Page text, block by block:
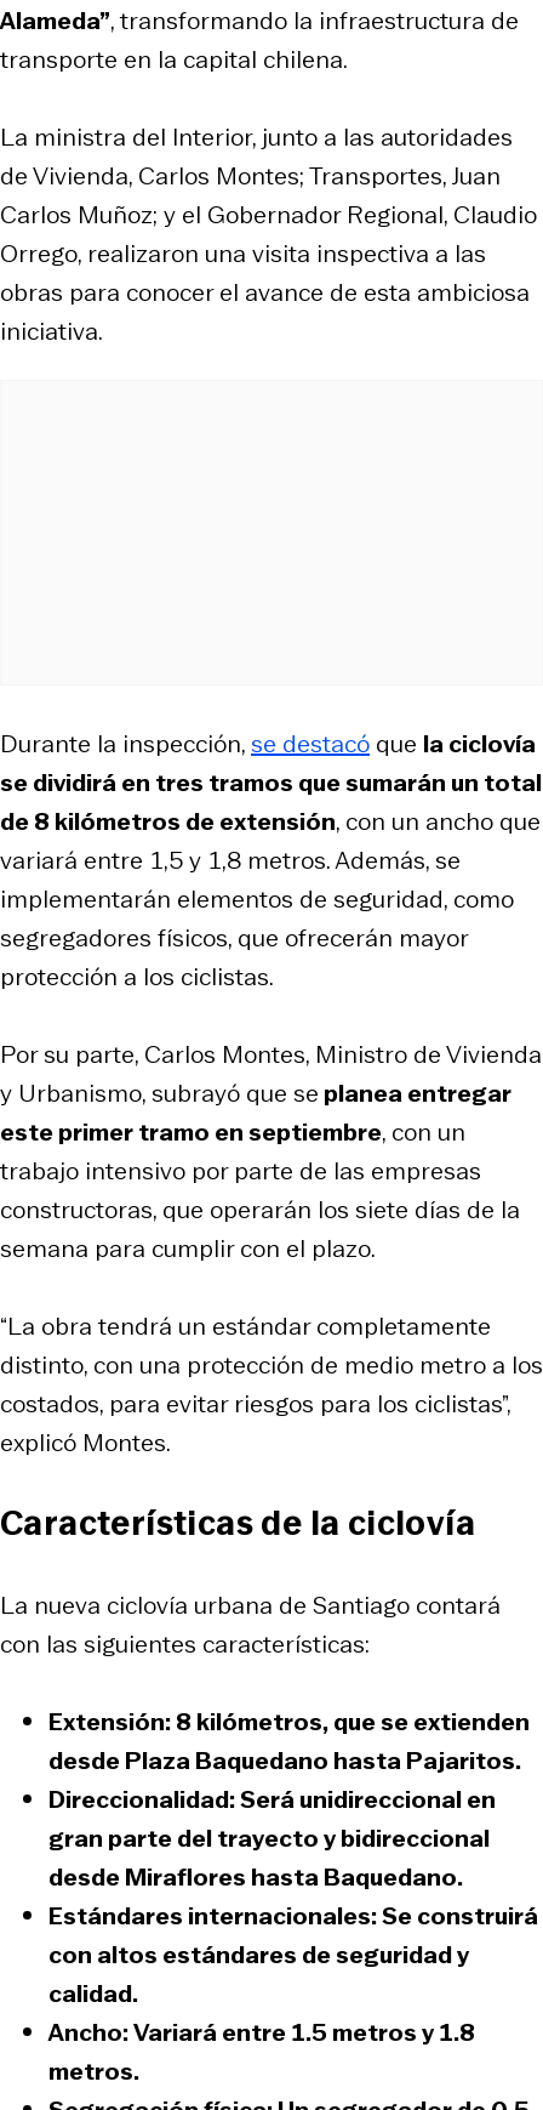
Alameda”, transformando la infraestructura de
transporte en la capital chilena.
La ministra del Interior, junto a las autoridades
de Vivienda, Carlos Montes; Transportes, Juan
Carlos Muñoz; y el Gobernador Regional, Claudio
Orrego, realizaron una visita inspectiva a las
obras para conocer el avance de esta ambiciosa
iniciativa.
Durante la inspección,se destacó que la ciclovía
se dividirá en tres tramos que sumarán un total
de 8 kilómetros de extensión, con un ancho que
variará entre 1,5 y 1,8 metros. Además, se
implementarán elementos de seguridad, como
segregadores físicos, que ofrecerán mayor
protección a los ciclistas.
Por su parte, Carlos Montes, Ministro de Vivienda
y Urbanismo, subrayó que se planea entregar
este primer tramo en septiembre, con un
trabajo intensivo por parte de las empresas
constructoras, que operarán los siete días de la
semana para cumplir con el plazo.
“La obra tendrá un estándar completamente
distinto, con una protección de medio metro a los
costados, para evitar riesgos para los ciclistas”,
explicó Montes.
Características de la ciclovía
La nueva ciclovía urbana de Santiago contará
con las siguientes características:
Extensión:8 kilómetros, que se extienden
desde Plaza Baquedano hasta Pajaritos.
Direccionalidad:Será unidireccional en
gran parte del trayecto y bidireccional
desde Miraflores hasta Baquedano.
Estándares internacionales:Se construirá
con altos estándares de seguridad y
calidad.
Ancho:Variará entre 1.5 metros y 1.8
metros.